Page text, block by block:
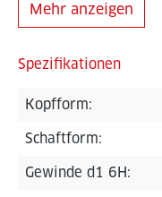
Mehr anzeigen
Spezifikationen
Kopfform:
Schaftform:
Gewinde d1 6H: